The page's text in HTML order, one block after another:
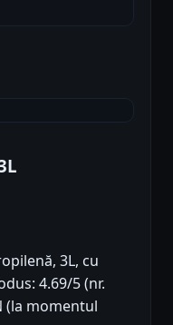
3L, cu
4.69/5 (nr.
(la momentul